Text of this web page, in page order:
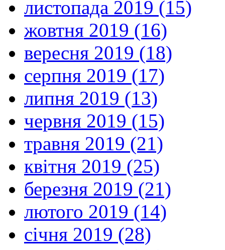
листопада 2019 (15)
жовтня 2019 (16)
вересня 2019 (18)
серпня 2019 (17)
липня 2019 (13)
червня 2019 (15)
травня 2019 (21)
квітня 2019 (25)
березня 2019 (21)
лютого 2019 (14)
січня 2019 (28)